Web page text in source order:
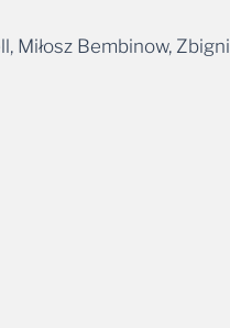
Miłosz Bembinow,